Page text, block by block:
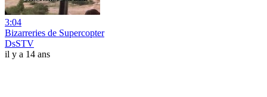
3:04
Bizarreries de Supercopter
DsSTV
il y a 14 ans